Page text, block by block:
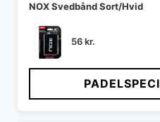
NOX Svedbånd Sort/Hvid
56kr.